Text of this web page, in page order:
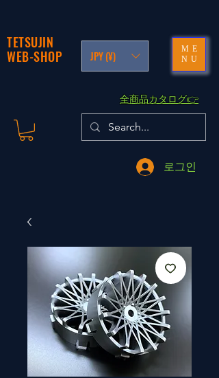
TETSUJIN
WEB-SHOP
JPY (¥)
ME
NU
​全商品カタログ👉
로그인